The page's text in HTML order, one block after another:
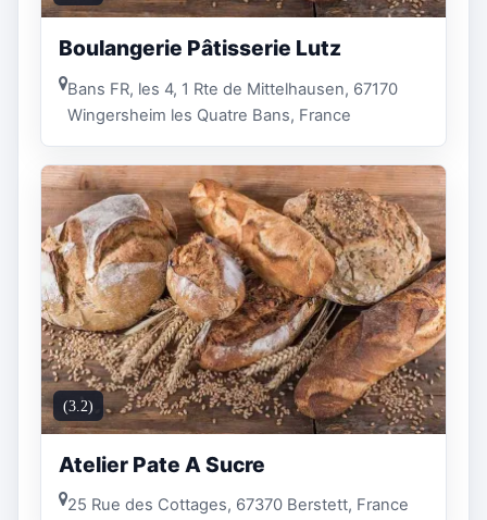
Boulangerie Pâtisserie Lutz
Bans FR, les 4, 1 Rte de Mittelhausen, 67170
Wingersheim les Quatre Bans, France
(3.2)
Atelier Pate A Sucre
25 Rue des Cottages, 67370 Berstett, France